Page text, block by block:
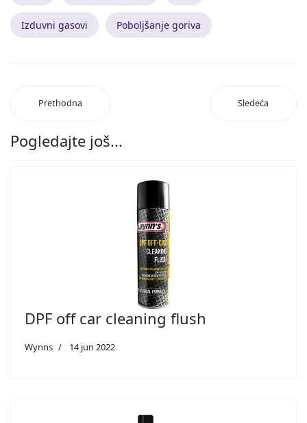
Izduvni gasovi Poboljšanje goriva
Prethodna Sledeća
Pogledajte još...
DPF off car cleaning flush
Wynns 14 jun 2022